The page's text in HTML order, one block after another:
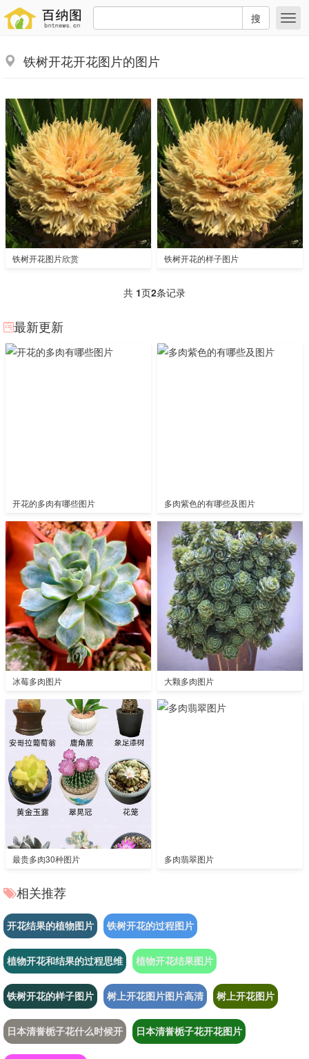
搜
铁树开花开花图片的图片
铁树开花图片欣赏 铁树开花的样子图片
共 1页2条记录
最新更新
开花的多肉有哪些图片 多肉紫色的有哪些及图片
冰莓多肉图片 大颗多肉图片
最贵多肉30种图片 多肉翡翠图片
相关推荐
开花结果的植物图片 铁树开花的过程图片
植物开花和结果的过程思维 植物开花结果图片
铁树开花的样子图片 树上开花图片图片高清 树上开花图片
日本清誉栀子花什么时候开 日本清誉栀子花开花图片